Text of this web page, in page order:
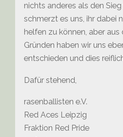
nichts anderes als den
schmerzt es uns, ihr dabei
helfen zu können, aber aus
Gründen haben wir uns
entschieden und dies
Dafür stehend,
rasenballisten e.V.
Red Aces Leipzig
Fraktion Red Pride